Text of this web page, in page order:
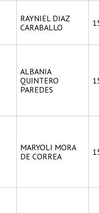
RAYNIEL DIAZ
CARABALLO
ALBANIA
QUINTERO
PAREDES
MARYOLI MORA
DE CORREA